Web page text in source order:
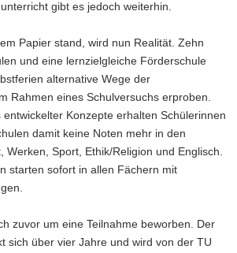
gibt es jedoch weiterhin.
Papier stand, wird nun Realität. Zehn
und eine lernzielgleiche Förderschule
alternative Wege der
Rahmen eines Schulversuchs erproben.
Konzepte erhalten Schülerinnen
damit keine Noten mehr in den
Werken, Sport, Ethik/Religion und Englisch.
starten sofort in allen Fächern mit
zuvor um eine Teilnahme beworben. Der
sich über vier Jahre und wird von der TU